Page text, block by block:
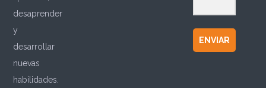
desaprender
y
desarrollar
nuevas
habilidades.
ENVIAR